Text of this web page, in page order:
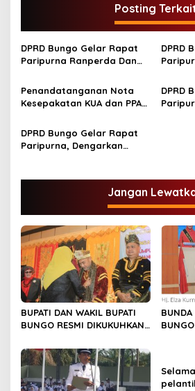
s
i
p
o
s
Posting
DPRD Bungo Gelar Rapat
Paripurna Ranperda Dan
Tahun 2019.
DPRD
nota
Inisiatif.
Penandatanganan Nota
Kesepakatan KUA dan PPAS
antara pemerintah daerah
dengan DPRD Kabupaten
Bungo
DPRD
Paripurna
DPRD Bungo Gelar Rapat
Paripurna, Dengarkan
Jangan
BUPATI DAN WAKIL BUPATI
BUNGO RESMI DIKUKUHKAN
BUNDO KANDUNG
BUNDA